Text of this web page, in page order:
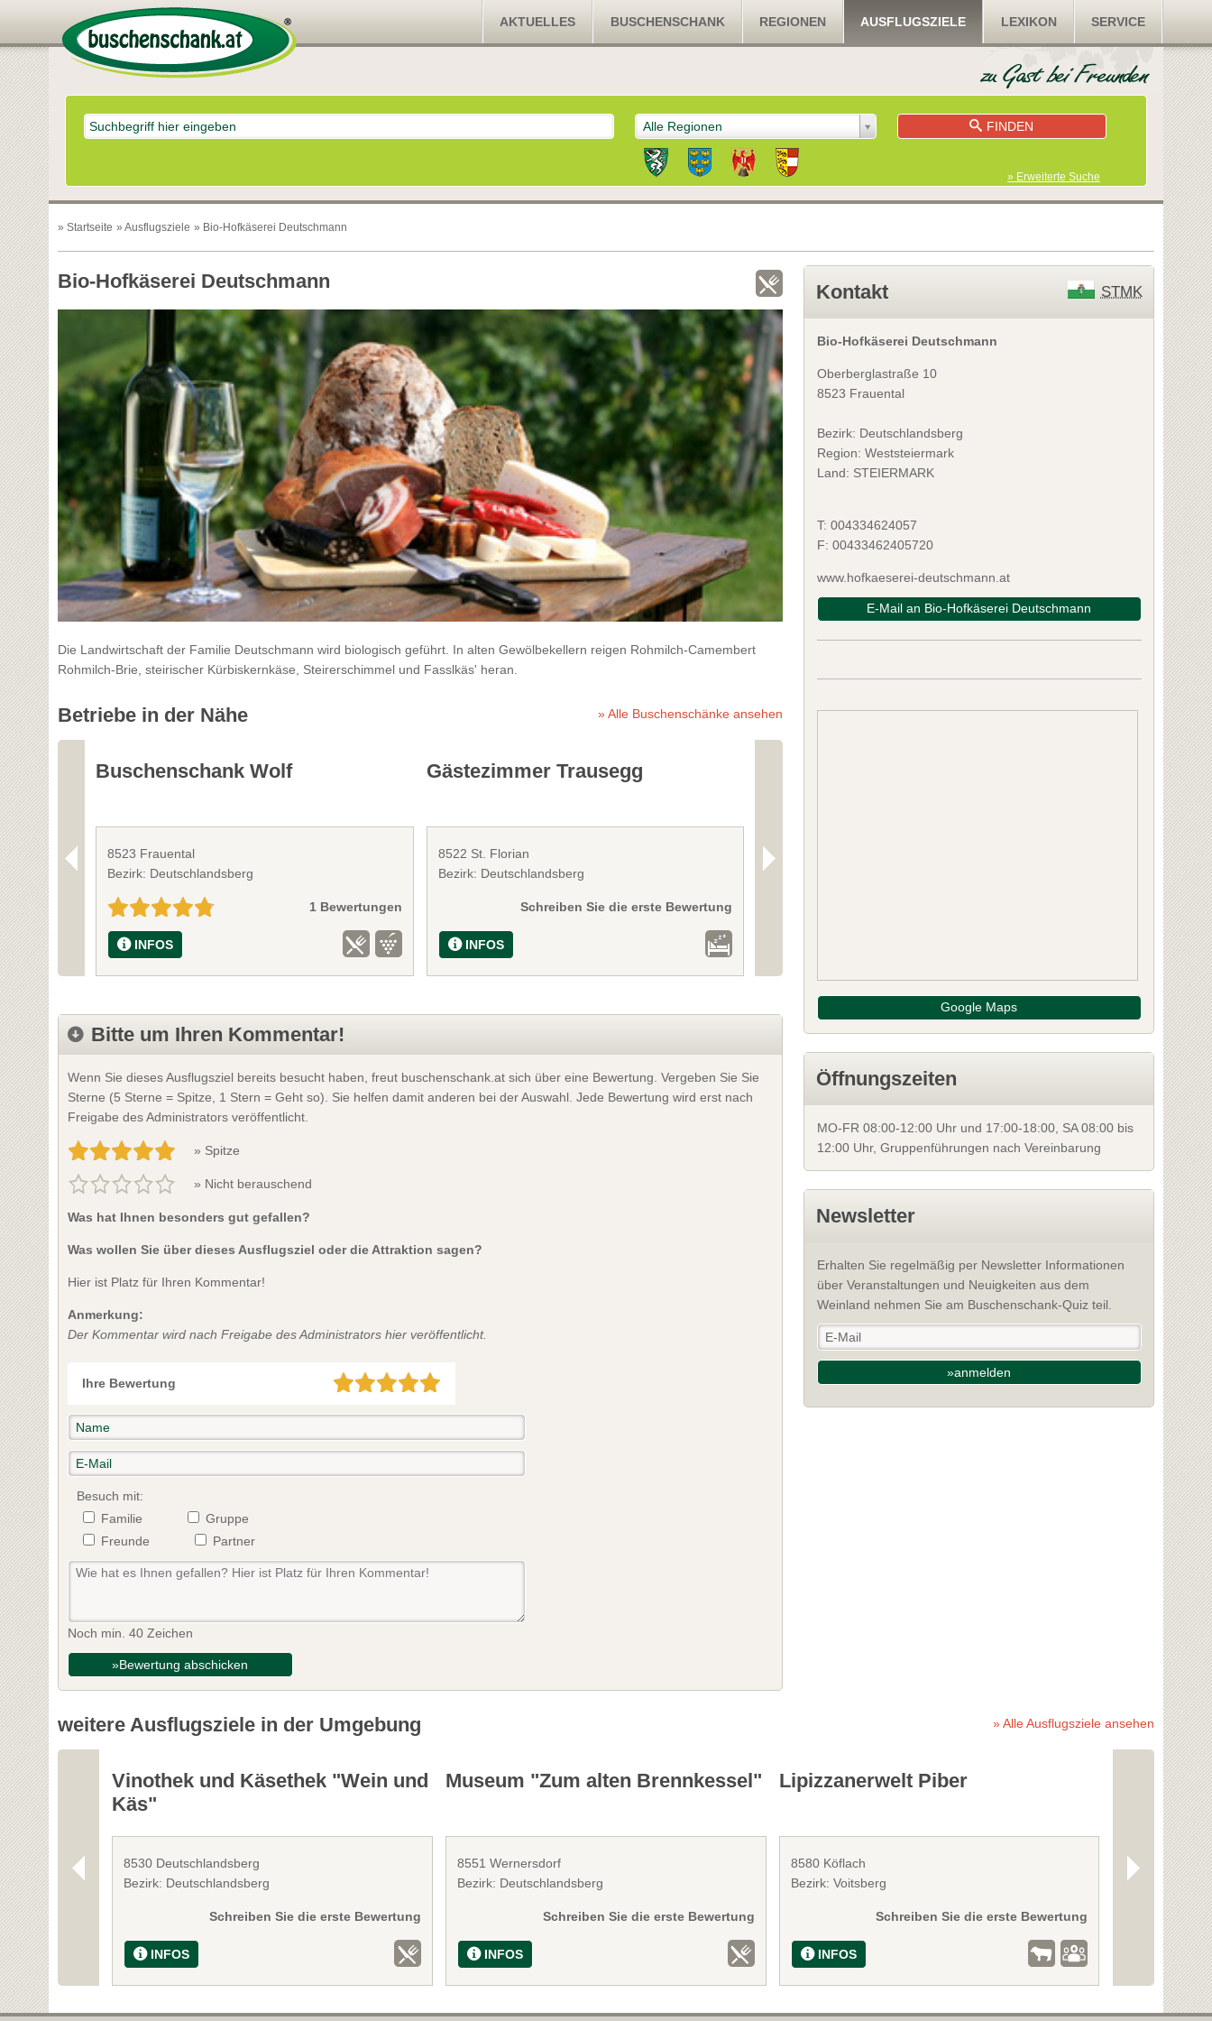
AKTUELLES BUSCHENSCHANK REGIONEN AUSFLUGSZIELE LEXIKON SERVICE
Alle Regionen FINDEN
» Erweiterte Suche
» Startseite » Ausflugsziele » Bio-Hofkäserei Deutschmann
Bio-Hofkäserei Deutschmann
Die Landwirtschaft der Familie Deutschmann wird biologisch geführt. In alten Gewölbekellern reigen Rohmilch-Camembert
Rohmilch-Brie, steirischer Kürbiskernkäse, Steirerschimmel und Fasslkäs' heran.
Betriebe in der Nähe » Alle Buschenschänke ansehen
Buschenschank Wolf
8523 Frauental
Bezirk: Deutschlandsberg
1 Bewertungen
INFOS
Gästezimmer Trausegg
8522 St. Florian
Bezirk: Deutschlandsberg
Schreiben Sie die erste Bewertung
INFOS
8523 Frauental
Weingut
8523 Frauental
Bezirk:
INFOS
Bitte um Ihren Kommentar!
Wenn Sie dieses Ausflugsziel bereits besucht haben, freut buschenschank.at sich über eine Bewertung. Vergeben Sie Sie
Sterne (5 Sterne = Spitze, 1 Stern = Geht so). Sie helfen damit anderen bei der Auswahl. Jede Bewertung wird erst nach
Freigabe des Administrators veröffentlicht.
» Spitze
» Nicht berauschend
Was hat Ihnen besonders gut gefallen?
Was wollen Sie über dieses Ausflugsziel oder die Attraktion sagen?
Hier ist Platz für Ihren Kommentar!
Anmerkung:
Der Kommentar wird nach Freigabe des Administrators hier veröffentlicht.
Ihre Bewertung
Besuch mit:
Familie
Gruppe
Freunde
Partner
Noch min. 40 Zeichen
»Bewertung abschicken
Kontakt STMK
Bio-Hofkäserei Deutschmann
Oberberglastraße 10
8523 Frauental
Bezirk: Deutschlandsberg
Region: Weststeiermark
Land: STEIERMARK
T: 004334624057
F: 00433462405720
www.hofkaeserei-deutschmann.at
E-Mail an Bio-Hofkäserei Deutschmann
Google Maps
Öffnungszeiten
MO-FR 08:00-12:00 Uhr und 17:00-18:00, SA 08:00 bis
12:00 Uhr, Gruppenführungen nach Vereinbarung
Newsletter
Erhalten Sie regelmäßig per Newsletter Informationen
über Veranstaltungen und Neuigkeiten aus dem
Weinland nehmen Sie am Buschenschank-Quiz teil.
»anmelden
weitere Ausflugsziele in der Umgebung » Alle Ausflugsziele ansehen
Vinothek und Käsethek "Wein und
Käs"
8530 Deutschlandsberg
Bezirk: Deutschlandsberg
Schreiben Sie die erste Bewertung
INFOS
Museum "Zum alten Brennkessel"
8551 Wernersdorf
Bezirk: Deutschlandsberg
Schreiben Sie die erste Bewertung
INFOS
Lipizzanerwelt Piber
8580 Köflach
Bezirk: Voitsberg
Schreiben Sie die erste Bewertung
INFOS
8510 Stainz
Bezirk:
INFOS